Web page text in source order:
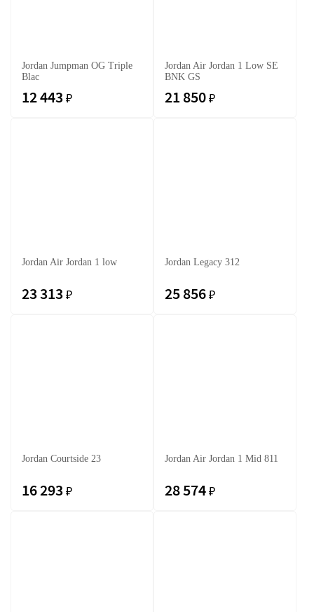
Jordan Jumpman OG Triple
Blac
12 443 ₽
Jordan Air Jordan 1 Low SE
BNK GS
21 850 ₽
Jordan Air Jordan 1 low
23 313 ₽
Jordan Legacy 312
25 856 ₽
Jordan Courtside 23
16 293 ₽
Jordan Air Jordan 1 Mid 811
28 574 ₽